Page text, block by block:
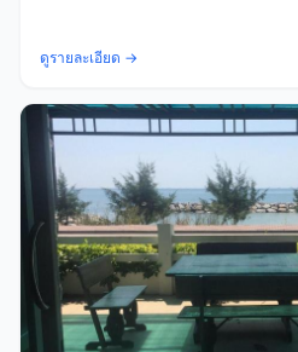
ดูรายละเอียด →